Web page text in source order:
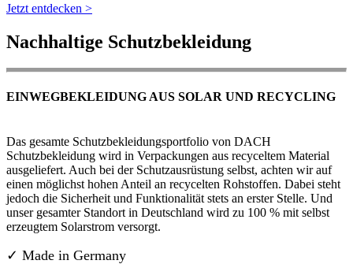
Jetzt entdecken >
Nachhaltige Schutzbekleidung
EINWEGBEKLEIDUNG AUS SOLAR UND RECYCLING
Das gesamte Schutzbekleidungsportfolio von DACH
Schutzbekleidung wird in Verpackungen aus recyceltem Material
ausgeliefert. Auch bei der Schutzausrüstung selbst, achten wir auf
einen möglichst hohen Anteil an recycelten Rohstoffen. Dabei steht
jedoch die Sicherheit und Funktionalität stets an erster Stelle. Und
unser gesamter Standort in Deutschland wird zu 100 % mit selbst
erzeugtem Solarstrom versorgt.
✓ Made in Germany